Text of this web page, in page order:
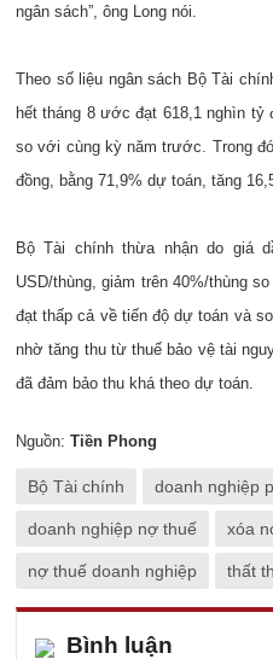
ngân sách”, ông Long nói.
Theo số liệu ngân sách Bộ Tài
hết tháng 8 ước đạt 618,1 nghìn tỷ
so với cùng kỳ năm trước. Trong
đồng, bằng 71,9% dự toán, tăng
Bộ Tài chính thừa nhận do giá
USD/thùng, giảm trên 40%/thùng
đạt thấp cả về tiến độ dự toán và
nhờ tăng thu từ thuế bảo vệ tài
đã đảm bảo thu khá theo dự toán.
Nguồn: Tiền Phong
Bộ Tài chính doanh nghiệp
doanh nghiệp nợ thuế xóa
nợ thuế doanh nghiệp thất
Bình luận